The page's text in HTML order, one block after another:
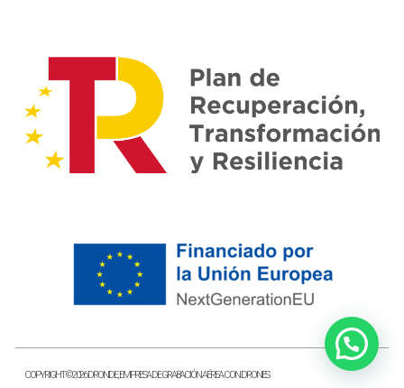
COPYRIGHT © 2026 DRONDE, EMPRESA DE GRABACIÓN AÉREA CON DRONES